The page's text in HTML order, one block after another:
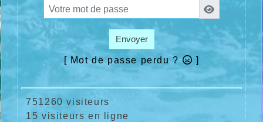
Envoyer
[ Mot de passe perdu ? ]
751260 visiteurs
15 visiteurs en ligne